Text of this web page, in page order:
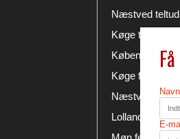
Næstved
Køge
København
Køge
Næstved
Lolland Falster
Navn
E-